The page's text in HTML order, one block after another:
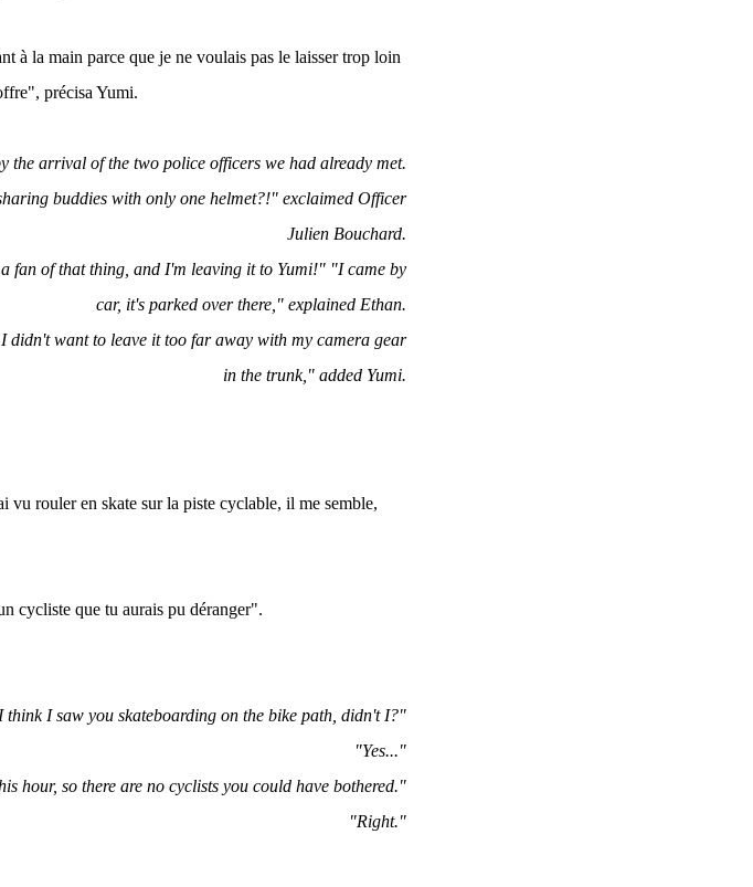
à la main parce que je ne voulais pas le laisser trop loin
précisa Yumi.
the arrival of the two police officers we had already met.
buddies with only one helmet?!" exclaimed Officer
Julien Bouchard.
fan of that thing, and I'm leaving it to Yumi!" "I came by
car, it's parked over there," explained Ethan.
didn't want to leave it too far away with my camera gear
in the trunk," added Yumi.
vu rouler en skate sur la piste cyclable, il me semble,
cycliste que tu aurais pu déranger".
think I saw you skateboarding on the bike path, didn't I?"
"Yes..."
hour, so there are no cyclists you could have bothered."
"Right."